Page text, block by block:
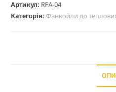
Артикул: RFA-04
Категорія:Фанкойли до